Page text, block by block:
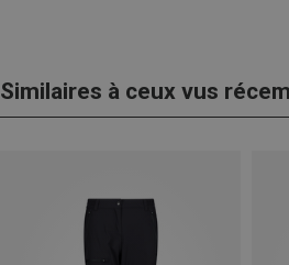
Similaires à ceux vus